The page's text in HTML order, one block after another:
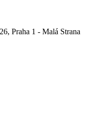
Praha 1 - Malá Strana